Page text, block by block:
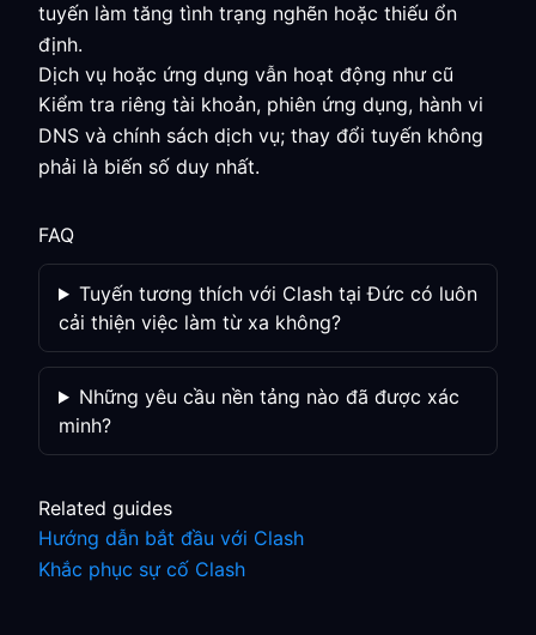
tuyến làm tăng tình trạng nghẽn hoặc thiếu ổn
định.
Dịch vụ hoặc ứng dụng vẫn hoạt động như cũ
Kiểm tra riêng tài khoản, phiên ứng dụng, hành vi
DNS và chính sách dịch vụ; thay đổi tuyến không
phải là biến số duy nhất.
FAQ
Tuyến tương thích với Clash tại Đức có luôn
cải thiện việc làm từ xa không?
Những yêu cầu nền tảng nào đã được xác
minh?
Related guides
Hướng dẫn bắt đầu với Clash
Khắc phục sự cố Clash